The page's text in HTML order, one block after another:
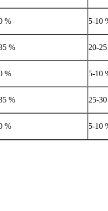
% 5-10
% 20-25
% 5-10
% 25-30
% 5-10